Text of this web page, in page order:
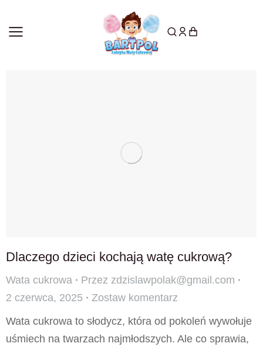
Dlaczego dzieci kochają watę cukrową?
Wata cukrowa Przez zdzislawpolak@gmail.com
2 czerwca, 2025
Zostaw komentarz
Wata cukrowa to słodycz, która od pokoleń wywołuje
uśmiech na twarzach najmłodszych. Ale co sprawia,